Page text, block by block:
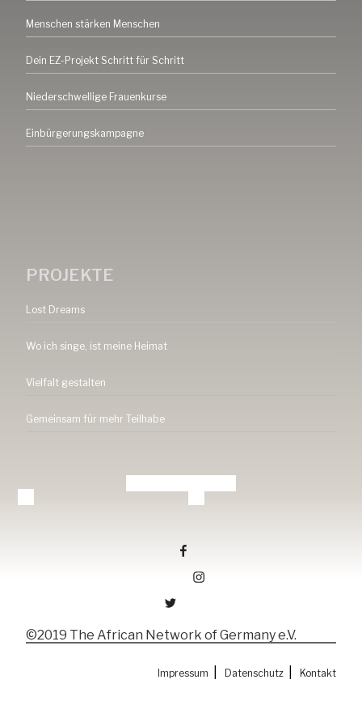
Menschen stärken Menschen
Dein EZ-Projekt Schritt für Schritt
Niederschwellige Frauenkurse
Einbürgerungskampagne
PROJEKTE
Lost Dreams
Wo ich singe, ist meine Heimat
Vielfalt gestalten
Gemeinsam für mehr Teilhabe
©2019 The African Network of Germany e.V.
Impressum Datenschutz Kontakt